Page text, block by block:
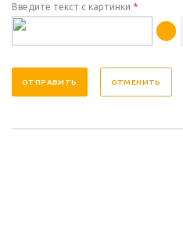
Введите текст с картинки *
ОТМЕНИТЬ